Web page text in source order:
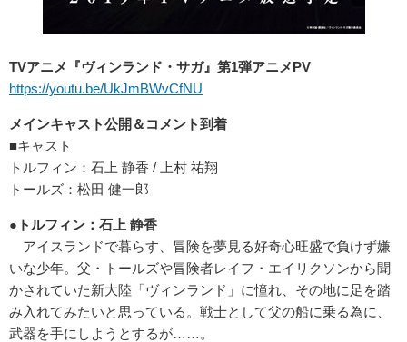
TVアニメ『ヴィンランド・サガ』第1弾アニメPV
https://youtu.be/UkJmBWvCfNU
メインキャスト公開＆コメント到着
■キャスト
トルフィン：石上 静香 / 上村 祐翔
トールズ：松田 健一郎
●トルフィン：石上 静香
アイスランドで暮らす、冒険を夢見る好奇心旺盛で負けず嫌
いな少年。父・トールズや冒険者レイフ・エイリクソンから聞
かされていた新大陸「ヴィンランド」に憧れ、その地に足を踏
み入れてみたいと思っている。戦士として父の船に乗る為に、
武器を手にしようとするが……。